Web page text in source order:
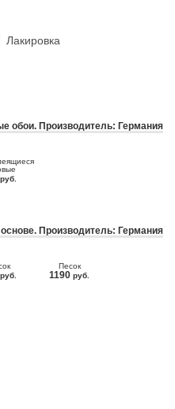
Лакировка
обои. Производитель: Германия
руб.
Производитель: Германия
руб.
Песок
1190 руб.